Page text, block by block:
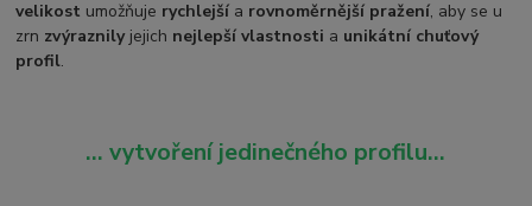
velikost umožňuje rychlejší a rovnoměrnější pražení, aby se u
zrn zvýraznilyjejich nejlepší vlastnosti a unikátní chuťový
profil.
… vytvoření jedinečného profilu...